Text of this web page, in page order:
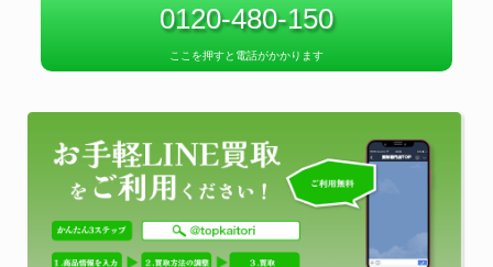
0120-480-150
ここを押すと電話がかかります